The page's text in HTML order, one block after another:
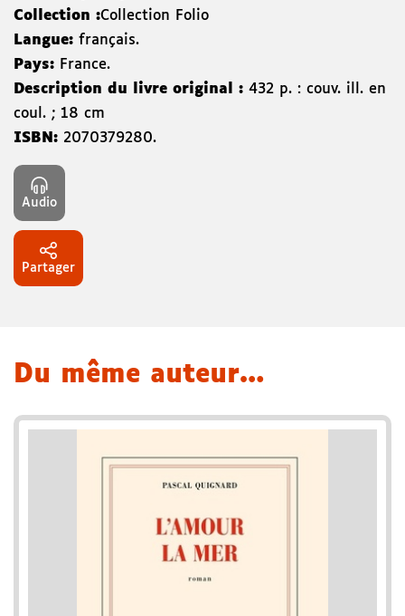
Collection :Collection Folio
Langue: français.
Pays: France.
Description du livre original : 432 p. : couv. ill. en
coul. ; 18 cm
ISBN: 2070379280.
Audio
Partager
Du même auteur…